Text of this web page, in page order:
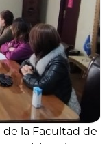
la Facultad de